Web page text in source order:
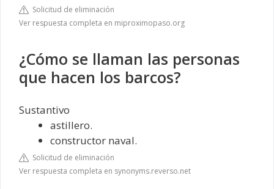
Solicitud de eliminación
Ver respuesta completa en miproximopaso.org
¿Cómo se llaman las personas
que hacen los barcos?
Sustantivo
astillero.
constructor naval.
Solicitud de eliminación
Ver respuesta completa en synonyms.reverso.net